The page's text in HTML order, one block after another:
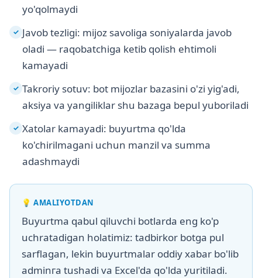
yo'qolmaydi
✓ Javob tezligi: mijoz savoliga soniyalarda javob
oladi — raqobatchiga ketib qolish ehtimoli
kamayadi
✓ Takroriy sotuv: bot mijozlar bazasini o'zi yig'adi,
aksiya va yangiliklar shu bazaga bepul yuboriladi
✓ Xatolar kamayadi: buyurtma qo'lda
ko'chirilmagani uchun manzil va summa
adashmaydi
💡AMALIYOTDAN
Buyurtma qabul qiluvchi botlarda eng ko'p
uchratadigan holatimiz: tadbirkor botga pul
sarflagan, lekin buyurtmalar oddiy xabar bo'lib
adminга tushadi va Excel'da qo'lda yuritiladi.